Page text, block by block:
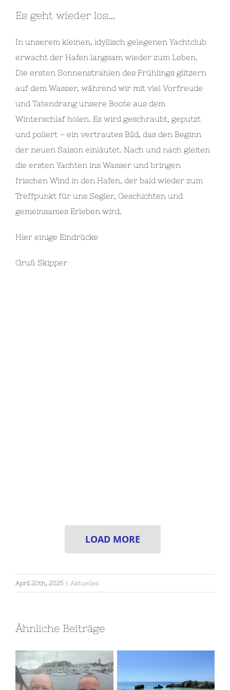
Es geht wieder los…
In unserem kleinen, idyllisch gelegenen Yachtclub
erwacht der Hafen langsam wieder zum Leben.
Die ersten Sonnenstrahlen des Frühlings glitzern
auf dem Wasser, während wir mit viel Vorfreude
und Tatendrang unsere Boote aus dem
Winterschlaf holen. Es wird geschraubt, geputzt
und poliert – ein vertrautes Bild, das den Beginn
der neuen Saison einläutet. Nach und nach gleiten
die ersten Yachten ins Wasser und bringen
frischen Wind in den Hafen, der bald wieder zum
Treffpunkt für uns Segler, Geschichten und
gemeinsames Erleben wird.
Hier einige Eindrücke
Gruß Skipper
LOAD MORE
April 20th, 2025 | Aktuelles
Ähnliche Beiträge